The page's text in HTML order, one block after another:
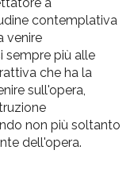
contemplativa
venire
sempre più alle
che ha la
sull'opera,
non più soltanto
dell'opera.